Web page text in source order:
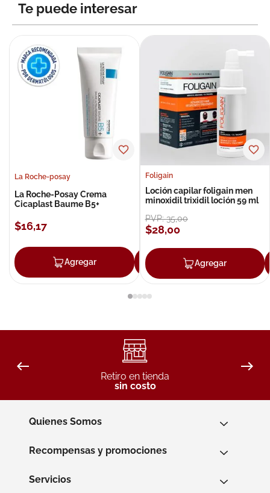
Te puede interesar
La Roche-posay
La Roche-Posay Crema
Cicaplast Baume B5+
$16,17
Agregar Agregar
Foligain
Loción capilar foligain men
minoxidil trixidil loción 59 ml
PVP:35,00
$28,00
Agregar
Retiro en tienda
sin costo
Quienes Somos
Recompensas y promociones
Servicios